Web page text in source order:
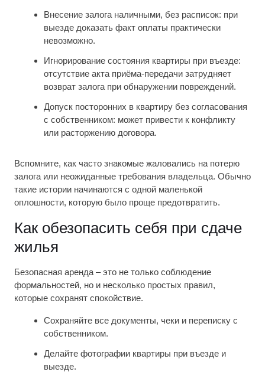
Внесение залога наличными, без расписок: при
выезде доказать факт оплаты практически
невозможно.
Игнорирование состояния квартиры при въезде:
отсутствие акта приёма-передачи затрудняет
возврат залога при обнаружении повреждений.
Допуск посторонних в квартиру без согласования
с собственником: может привести к конфликту
или расторжению договора.
Вспомните, как часто знакомые жаловались на потерю
залога или неожиданные требования владельца. Обычно
такие истории начинаются с одной маленькой
оплошности, которую было проще предотвратить.
Как обезопасить себя при сдаче
жилья
Безопасная аренда – это не только соблюдение
формальностей, но и несколько простых правил,
которые сохранят спокойствие.
Сохраняйте все документы, чеки и переписку с
собственником.
Делайте фотографии квартиры при въезде и
выезде.